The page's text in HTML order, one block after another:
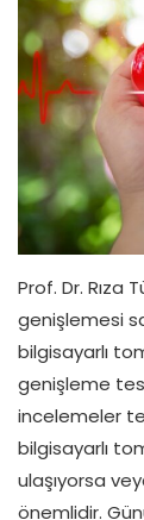
Prof. Dr. Rıza
genişlemesi
bilgisayarlı
genişleme
incelemeler
bilgisayarlı
ulaşıyorsa
önemlidir.